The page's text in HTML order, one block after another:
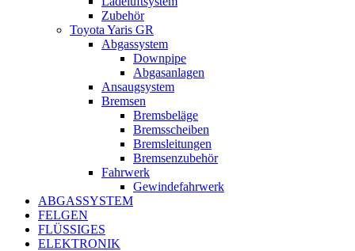
Zubehör
Toyota Yaris GR
Abgassystem
Downpipe
Abgasanlagen
Ansaugsystem
Bremsen
Bremsbeläge
Bremsscheiben
Bremsleitungen
Bremsenzubehör
Fahrwerk
Gewindefahrwerk
ABGASSYSTEM
FELGEN
FLÜSSIGES
ELEKTRONIK